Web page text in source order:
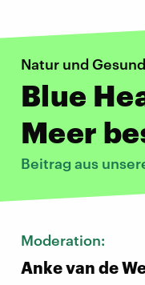
Natur und
Blue
Meer
Beitrag aus
Moderation:
Anke van de